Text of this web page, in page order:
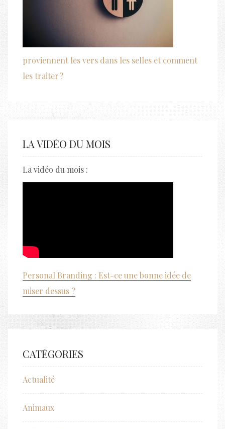
proviennent les vers dans les selles et comment
les traiter ?
LA VIDÉO DU MOIS
La vidéo du mois :
Personal Branding : Est-ce une bonne idée de
miser dessus ?
CATÉGORIES
Actualité
Animaux